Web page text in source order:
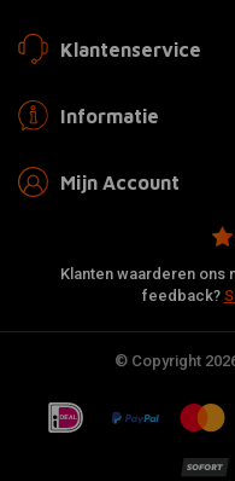
Klantenservice
Informatie
Mijn Account
Klanten waarderen ons
feedback?
© Copyright